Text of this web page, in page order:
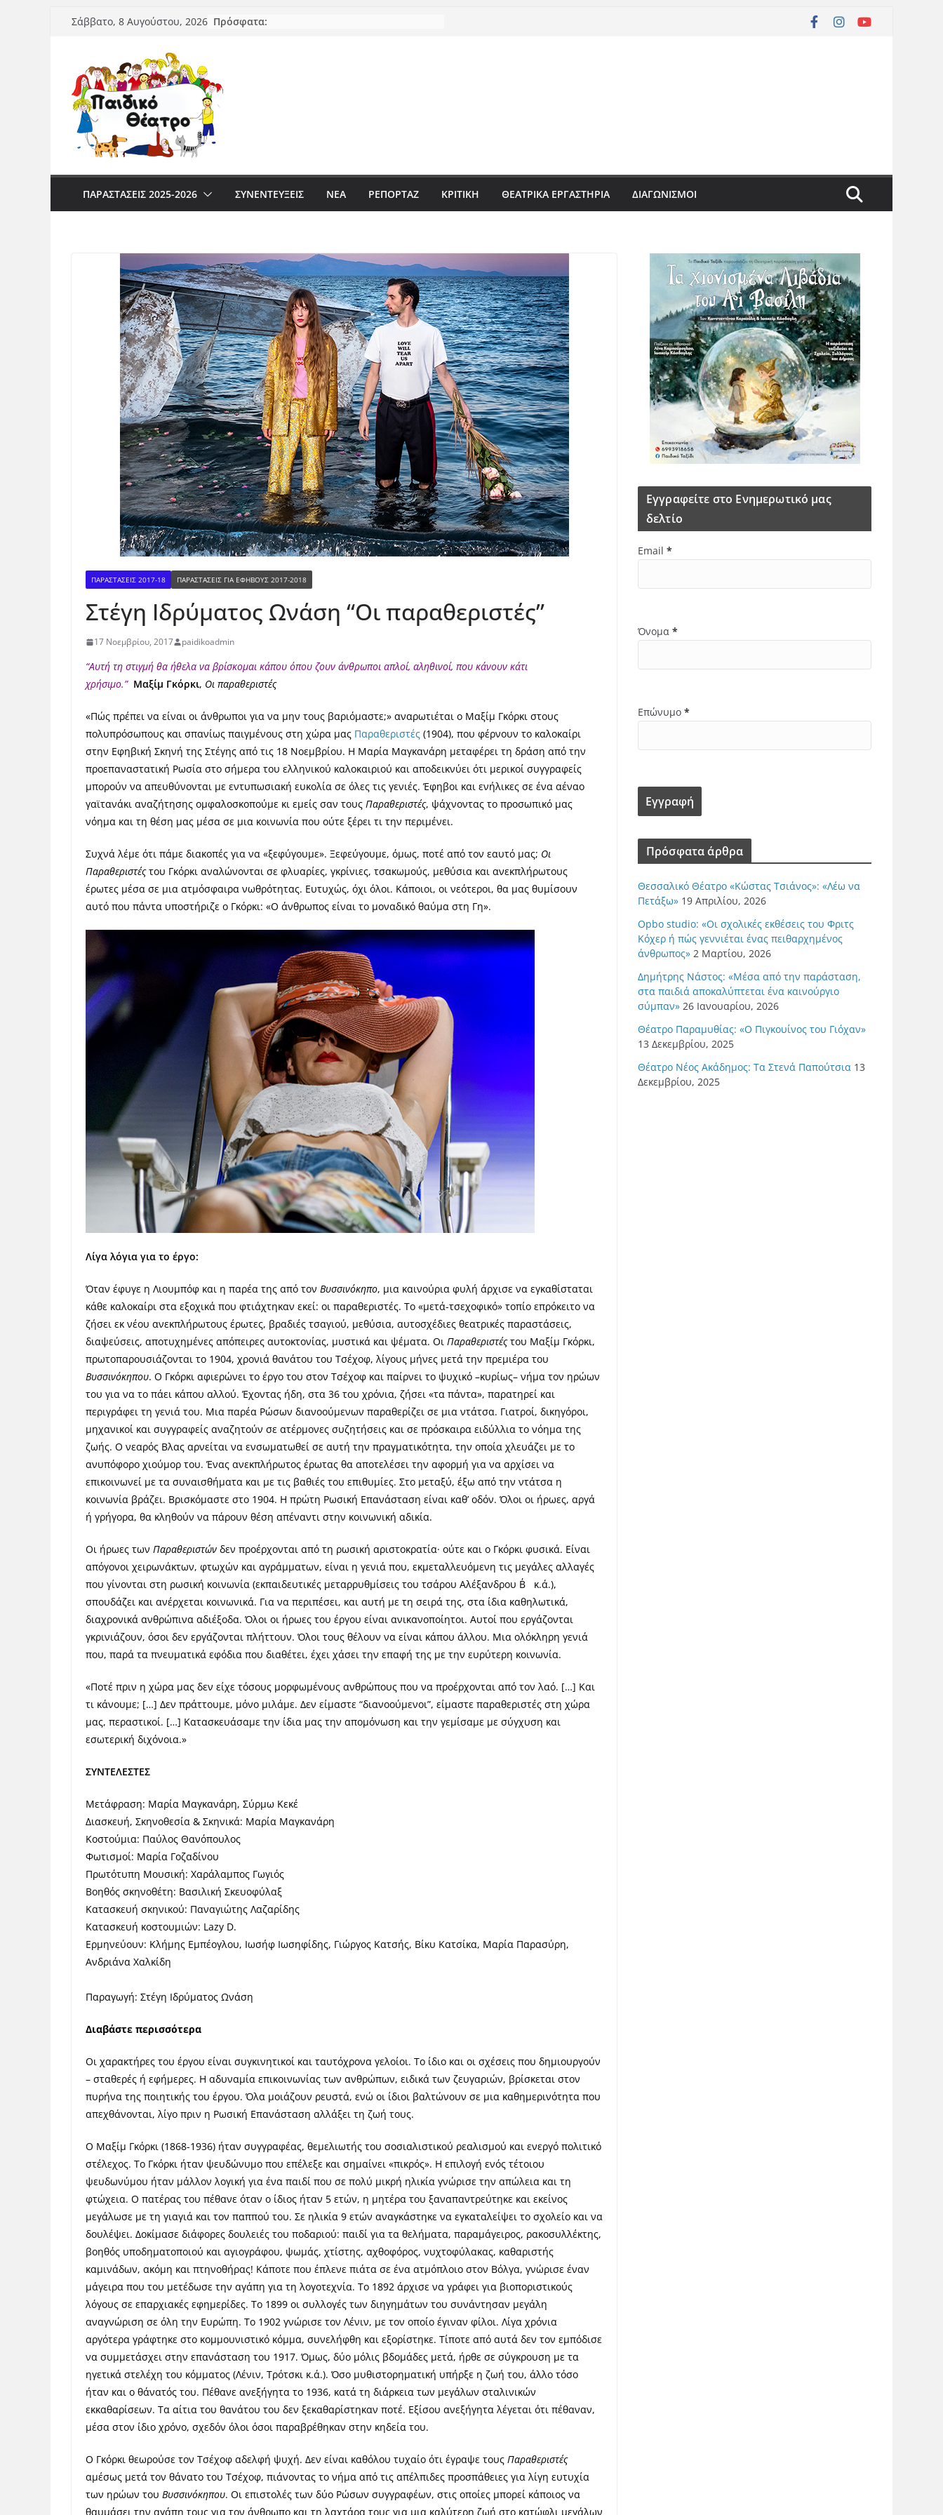
Μετάβαση
Σάββατο, 8 Αυγούστου, 2026 Πρόσφατα:
ΠΑΡΑΣΤΆΣΕΙΣ 2025-2026 ΣΥΝΕΝΤΕΥΞΕΙΣ ΝΈΑ ΡΕΠΟΡΤΆΖ ΚΡΙΤΙΚΗ ΘΕΑΤΡΙΚΑ ΕΡΓΑΣΤΗΡΙΑ ΔΙΑΓΩΝΙΣΜΟΙ
ΠΑΡΑΣΤΑΣΕΙΣ 2017-18 ΠΑΡΑΣΤΆΣΕΙΣ ΓΙΑ ΕΦΉΒΟΥΣ 2017-2018
Στέγη Ιδρύματος Ωνάση “Οι παραθεριστές”
17 Νοεμβρίου, 2017 paidikoadmin
“Αυτή τη στιγμή θα ήθελα να βρίσκομαι κάπου όπου ζουν άνθρωποι απλοί, αληθινοί, που κάνουν κάτι
χρήσιμο.” Μαξίμ Γκόρκι, Οι παραθεριστές
«Πώς πρέπει να είναι οι άνθρωποι για να μην τους βαριόμαστε;» αναρωτιέται ο Μαξίμ Γκόρκι στους
πολυπρόσωπους και σπανίως παιγμένους στη χώρα μας Παραθεριστές (1904), που φέρνουν το καλοκαίρι
στην Εφηβική Σκηνή της Στέγης από τις 18 Νοεμβρίου. Η Μαρία Μαγκανάρη μεταφέρει τη δράση από την
προεπαναστατική Ρωσία στο σήμερα του ελληνικού καλοκαιριού και αποδεικνύει ότι μερικοί συγγραφείς
μπορούν να απευθύνονται με εντυπωσιακή ευκολία σε όλες τις γενιές. Έφηβοι και ενήλικες σε ένα αέναο
γαϊτανάκι αναζήτησης ομφαλοσκοπούμε κι εμείς σαν τους Παραθεριστές, ψάχνοντας το προσωπικό μας
νόημα και τη θέση μας μέσα σε μια κοινωνία που ούτε ξέρει τι την περιμένει.
Συχνά λέμε ότι πάμε διακοπές για να «ξεφύγουμε». Ξεφεύγουμε, όμως, ποτέ από τον εαυτό μας; Οι
Παραθεριστέςτου Γκόρκι αναλώνονται σε φλυαρίες, γκρίνιες, τσακωμούς, μεθύσια και ανεκπλήρωτους
έρωτες μέσα σε μια ατμόσφαιρα νωθρότητας. Ευτυχώς, όχι όλοι. Κάποιοι, οι νεότεροι, θα μας θυμίσουν
αυτό που πάντα υποστήριζε ο Γκόρκι: «Ο άνθρωπος είναι το μοναδικό θαύμα στη Γη».
Λίγα λόγια για το έργο:
Όταν έφυγε η Λιουμπόφ και η παρέα της από τον Βυσσινόκηπο, μια καινούρια φυλή άρχισε να εγκαθίσταται
κάθε καλοκαίρι στα εξοχικά που φτιάχτηκαν εκεί: οι παραθεριστές. Το «μετά-τσεχοφικό» τοπίο επρόκειτο να
ζήσει εκ νέου ανεκπλήρωτους έρωτες, βραδιές τσαγιού, μεθύσια, αυτοσχέδιες θεατρικές παραστάσεις,
διαψεύσεις, αποτυχημένες απόπειρες αυτοκτονίας, μυστικά και ψέματα. Οι Παραθεριστέςτου Μαξίμ Γκόρκι,
πρωτοπαρουσιάζονται το 1904, χρονιά θανάτου του Τσέχοφ, λίγους μήνες μετά την πρεμιέρα του
Βυσσινόκηπου. Ο Γκόρκι αφιερώνει το έργο του στον Τσέχοφ και παίρνει το ψυχικό –κυρίως– νήμα τον ηρώων
του για να το πάει κάπου αλλού. Έχοντας ήδη, στα 36 του χρόνια, ζήσει «τα πάντα», παρατηρεί και
περιγράφει τη γενιά του. Μια παρέα Ρώσων διανοούμενων παραθερίζει σε μια ντάτσα. Γιατροί, δικηγόροι,
μηχανικοί και συγγραφείς αναζητούν σε ατέρμονες συζητήσεις και σε πρόσκαιρα ειδύλλια το νόημα της
ζωής. Ο νεαρός Βλας αρνείται να ενσωματωθεί σε αυτή την πραγματικότητα, την οποία χλευάζει με το
ανυπόφορο χιούμορ του. Ένας ανεκπλήρωτος έρωτας θα αποτελέσει την αφορμή για να αρχίσει να
επικοινωνεί με τα συναισθήματα και με τις βαθιές του επιθυμίες. Στο μεταξύ, έξω από την ντάτσα η
κοινωνία βράζει. Βρισκόμαστε στο 1904. Η πρώτη Ρωσική Επανάσταση είναι καθ’ οδόν. Όλοι οι ήρωες, αργά
ή γρήγορα, θα κληθούν να πάρουν θέση απέναντι στην κοινωνική αδικία.
Οι ήρωες των Παραθεριστών δεν προέρχονται από τη ρωσική αριστοκρατία· ούτε και ο Γκόρκι φυσικά. Είναι
απόγονοι χειρωνάκτων, φτωχών και αγράμματων, είναι η γενιά που, εκμεταλλευόμενη τις μεγάλες αλλαγές
που γίνονται στη ρωσική κοινωνία (εκπαιδευτικές μεταρρυθμίσεις του τσάρου Αλέξανδρου Β΄ κ.ά.),
σπουδάζει και ανέρχεται κοινωνικά. Για να περιπέσει, και αυτή με τη σειρά της, στα ίδια καθηλωτικά,
διαχρονικά ανθρώπινα αδιέξοδα. Όλοι οι ήρωες του έργου είναι ανικανοποίητοι. Αυτοί που εργάζονται
γκρινιάζουν, όσοι δεν εργάζονται πλήττουν. Όλοι τους θέλουν να είναι κάπου άλλου. Μια ολόκληρη γενιά
που, παρά τα πνευματικά εφόδια που διαθέτει, έχει χάσει την επαφή της με την ευρύτερη κοινωνία.
«Ποτέ πριν η χώρα μας δεν είχε τόσους μορφωμένους ανθρώπους που να προέρχονται από τον λαό. […] Και
τι κάνουμε; […] Δεν πράττουμε, μόνο μιλάμε. Δεν είμαστε “διανοούμενοι”, είμαστε παραθεριστές στη χώρα
μας, περαστικοί. […] Κατασκευάσαμε την ίδια μας την απομόνωση και την γεμίσαμε με σύγχυση και
εσωτερική διχόνοια.»
ΣΥΝΤΕΛΕΣΤΕΣ
Μετάφραση: Μαρία Μαγκανάρη, Σύρμω Κεκέ
Διασκευή, Σκηνοθεσία & Σκηνικά: Μαρία Μαγκανάρη
Κοστούμια: Παύλος Θανόπουλος
Φωτισμοί: Μαρία Γοζαδίνου
Πρωτότυπη Μουσική: Χαράλαμπος Γωγιός
Βοηθός σκηνοθέτη: Βασιλική Σκευοφύλαξ
Κατασκευή σκηνικού: Παναγιώτης Λαζαρίδης
Κατασκευή κοστουμιών: Lazy D.
Ερμηνεύουν: Κλήμης Εμπέογλου, Ιωσήφ Ιωσηφίδης, Γιώργος Κατσής, Βίκυ Κατσίκα, Μαρία Παρασύρη,
Ανδριάνα Χαλκίδη
Παραγωγή: Στέγη Ιδρύματος Ωνάση
Διαβάστε περισσότερα
Οι χαρακτήρες του έργου είναι συγκινητικοί και ταυτόχρονα γελοίοι. Το ίδιο και οι σχέσεις που δημιουργούν
– σταθερές ή εφήμερες. Η αδυναμία επικοινωνίας των ανθρώπων, ειδικά των ζευγαριών, βρίσκεται στον
πυρήνα της ποιητικής του έργου. Όλα μοιάζουν ρευστά, ενώ οι ίδιοι βαλτώνουν σε μια καθημερινότητα που
απεχθάνονται, λίγο πριν η Ρωσική Επανάσταση αλλάξει τη ζωή τους.
Ο Μαξίμ Γκόρκι (1868-1936) ήταν συγγραφέας, θεμελιωτής του σοσιαλιστικού ρεαλισμού και ενεργό πολιτικό
στέλεχος. To Γκόρκι ήταν ψευδώνυμο που επέλεξε και σημαίνει «πικρός». Η επιλογή ενός τέτοιου
ψευδωνύμου ήταν μάλλον λογική για ένα παιδί που σε πολύ μικρή ηλικία γνώρισε την απώλεια και τη
φτώχεια. Ο πατέρας του πέθανε όταν ο ίδιος ήταν 5 ετών, η μητέρα του ξαναπαντρεύτηκε και εκείνος
μεγάλωσε με τη γιαγιά και τον παππού του. Σε ηλικία 9 ετών αναγκάστηκε να εγκαταλείψει το σχολείο και να
δουλέψει. Δοκίμασε διάφορες δουλειές του ποδαριού: παιδί για τα θελήματα, παραμάγειρος, ρακοσυλλέκτης,
βοηθός υποδηματοποιού και αγιογράφου, ψωμάς, χτίστης, αχθοφόρος, νυχτοφύλακας, καθαριστής
καμινάδων, ακόμη και πτηνοθήρας! Κάποτε που έπλενε πιάτα σε ένα ατμόπλοιο στον Βόλγα, γνώρισε έναν
μάγειρα που του μετέδωσε την αγάπη για τη λογοτεχνία. Το 1892 άρχισε να γράφει για βιοποριστικούς
λόγους σε επαρχιακές εφημερίδες. Το 1899 οι συλλογές των διηγημάτων του συνάντησαν μεγάλη
αναγνώριση σε όλη την Ευρώπη. Το 1902 γνώρισε τον Λένιν, με τον οποίο έγιναν φίλοι. Λίγα χρόνια
αργότερα γράφτηκε στο κομμουνιστικό κόμμα, συνελήφθη και εξορίστηκε. Τίποτε από αυτά δεν τον εμπόδισε
να συμμετάσχει στην επανάσταση του 1917. Όμως, δύο μόλις βδομάδες μετά, ήρθε σε σύγκρουση με τα
ηγετικά στελέχη του κόμματος (Λένιν, Τρότσκι κ.ά.). Όσο μυθιστορηματική υπήρξε η ζωή του, άλλο τόσο
ήταν και ο θάνατός του. Πέθανε ανεξήγητα το 1936, κατά τη διάρκεια των μεγάλων σταλινικών
εκκαθαρίσεων. Τα αίτια του θανάτου του δεν ξεκαθαρίστηκαν ποτέ. Εξίσου ανεξήγητα λέγεται ότι πέθαναν,
μέσα στον ίδιο χρόνο, σχεδόν όλοι όσοι παραβρέθηκαν στην κηδεία του.
Ο Γκόρκι θεωρούσε τον Τσέχοφ αδελφή ψυχή. Δεν είναι καθόλου τυχαίο ότι έγραψε τους Παραθεριστές
αμέσως μετά τον θάνατο του Τσέχοφ, πιάνοντας το νήμα από τις απέλπιδες προσπάθειες για λίγη ευτυχία
των ηρώων του Βυσσινόκηπου. Οι επιστολές των δύο Ρώσων συγγραφέων, στις οποίες μπορεί κάποιος να
θαυμάσει την αγάπη τους για τον άνθρωπο και τη λαχτάρα τους για μια καλύτερη ζωή στο κατώφλι μεγάλων
Εγγραφείτε στο Ενημερωτικό μας
δελτίο
Email *
Όνομα *
Επώνυμο *
Πρόσφατα άρθρα
Θεσσαλικό Θέατρο «Κώστας Τσιάνος»: «Λέω να
Πετάξω» 19 Απριλίου, 2026
Opbo studio: «Οι σχολικές εκθέσεις του Φριτς
Κόχερ ή πώς γεννιέται ένας πειθαρχημένος
άνθρωπος» 2 Μαρτίου, 2026
Δημήτρης Νάστος: «Μέσα από την παράσταση,
στα παιδιά αποκαλύπτεται ένα καινούργιο
σύμπαν» 26 Ιανουαρίου, 2026
Θέατρο Παραμυθίας: «Ο Πιγκουίνος του Γιόχαν»
13 Δεκεμβρίου, 2025
Θέατρο Νέος Ακάδημος: Τα Στενά Παπούτσια 13
Δεκεμβρίου, 2025